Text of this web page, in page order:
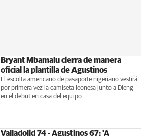
Bryant Mbamalu cierra de manera
oficial la plantilla de Agustinos
El escolta americano de pasaporte nigeriano vestirá
por primera vez la camiseta leonesa junto a Dieng
en el debut en casa del equipo
Valladolid 74 - Agustinos 67: 'A